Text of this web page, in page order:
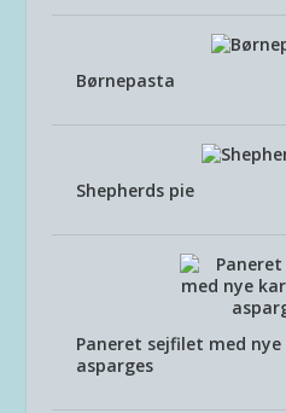
Børnepasta
Shepherds pie
Paneret sejfilet med
asparges